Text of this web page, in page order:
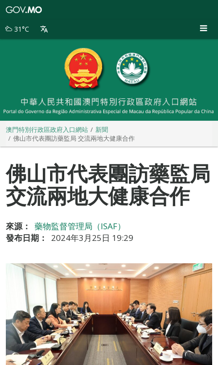
別
31°C
澳門特別行政區政府入口網站
新聞
佛山市代表團訪藥監局 交流兩地大健康合作
佛山市代表團訪藥監局
交流兩地大健康合作
來源：
藥物監督管理局（ISAF）
發布日期：
2024年3月25日 19:29